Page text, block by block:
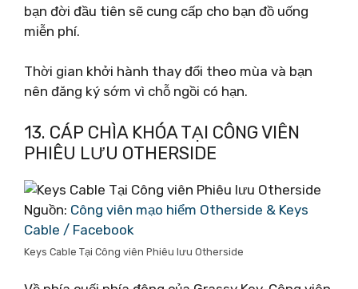
bạn đời đầu tiên sẽ cung cấp cho bạn đồ uống
miễn phí.
Thời gian khởi hành thay đổi theo mùa và bạn
nên đăng ký sớm vì chỗ ngồi có hạn.
13. CÁP CHÌA KHÓA TẠI CÔNG VIÊN
PHIÊU LƯU OTHERSIDE
Nguồn: Công viên mạo hiểm Otherside & Keys
Cable / Facebook
Keys Cable Tại Công viên Phiêu lưu Otherside